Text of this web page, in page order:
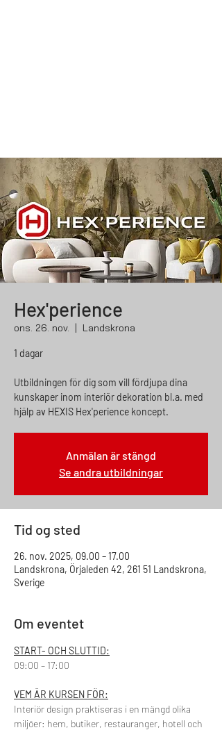
Hex'perience
ons. 26. nov.
  |
Landskrona
1 dagar
Utbildningen för dig som vill fördjupa dina
kunskaper inom interiör dekoration bl.a. med
hjälp av HEXIS Hex'perience koncept.
Anmälan är stängd
Se andra utbildningar
Tid og sted
26. nov. 2025, 09.00 – 17.00
Landskrona, Örjaleden 42, 261 51 Landskrona,
Sverige
Om eventet
START- OCH SLUTTID:
09:00 – 17:00
VEM ÄR KURSEN FÖR:
Interiör design praktiseras i en mängd olika
miljöer: hem, butiker, restauranger, hotell och